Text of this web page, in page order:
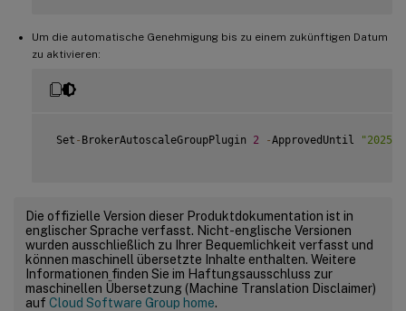
Um die automatische Genehmigung bis zu einem zukünftigen Datum
zu aktivieren:
Set - BrokerAutoscaleGroupPlugin 2 -ApprovedUntil "2025-
Die offizielle Version dieser Produktdokumentation ist in
englischer Sprache verfasst. Nicht-englische Versionen
wurden ausschließlich zu Ihrer Bequemlichkeit verfasst und
können maschinell übersetzte Inhalte enthalten. Weitere
Informationen finden Sie im Haftungsausschluss zur
maschinellen Übersetzung (Machine Translation Disclaimer)
auf Cloud Software Group home.